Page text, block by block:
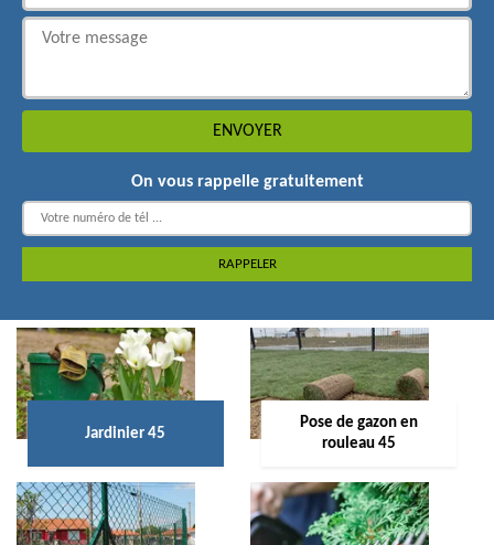
On vous rappelle gratuitement
Jardinier 45
Pose de gazon en
rouleau 45